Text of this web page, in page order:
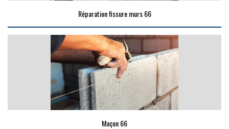
Réparation fissure murs 66
Maçon 66